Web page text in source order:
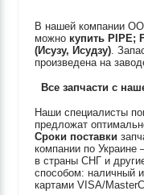
В нашей компании
можно купить PIPE;
(Исузу, Исудзу).
произведена на
Все запчасти с
Наши специалисты
предложат
Сроки поставки
компании по Украине
в страны СНГ и
способом: наличный
картами VISA/